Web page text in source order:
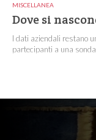
MISCELLANEA
Dove si
I dati aziendali restano
partecipanti a una